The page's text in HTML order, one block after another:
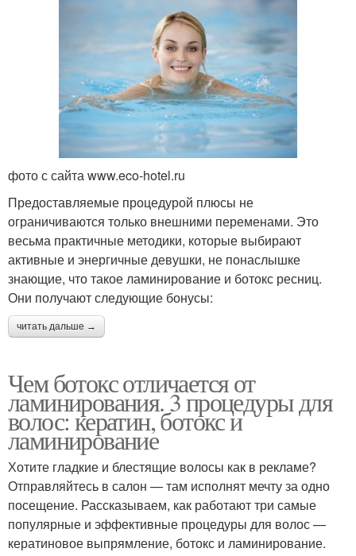
фото с сайта www.eco-hotel.ru
Предоставляемые процедурой плюсы не
ограничиваются только внешними переменами. Это
весьма практичные методики, которые выбирают
активные и энергичные девушки, не понаслышке
знающие, что такое ламинирование и ботокс ресниц.
Они получают следующие бонусы:
читать дальше →
Чем ботокс отличается от
ламинирования. 3 процедуры для
волос: кератин, ботокс и
ламинирование
Хотите гладкие и блестящие волосы как в рекламе?
Отправляйтесь в салон — там исполнят мечту за одно
посещение. Рассказываем, как работают три самые
популярные и эффективные процедуры для волос —
кератиновое выпрямление, ботокс и ламинирование.